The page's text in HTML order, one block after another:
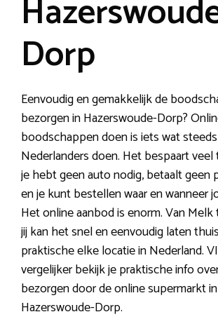
Dorp
Eenvoudig en gemakkelijk de
bezorgen in Hazerswoude-Dorp?
boodschappen doen is iets wat
Nederlanders doen. Het bespaart veel
je hebt geen auto nodig, betaalt geen
en je kunt bestellen waar en wanneer
Het online aanbod is enorm. Van
jij kan het snel en eenvoudig laten
praktische elke locatie in Nederland.
vergelijker bekijk je praktische info
bezorgen door de online supermarkt in
Hazerswoude-Dorp.